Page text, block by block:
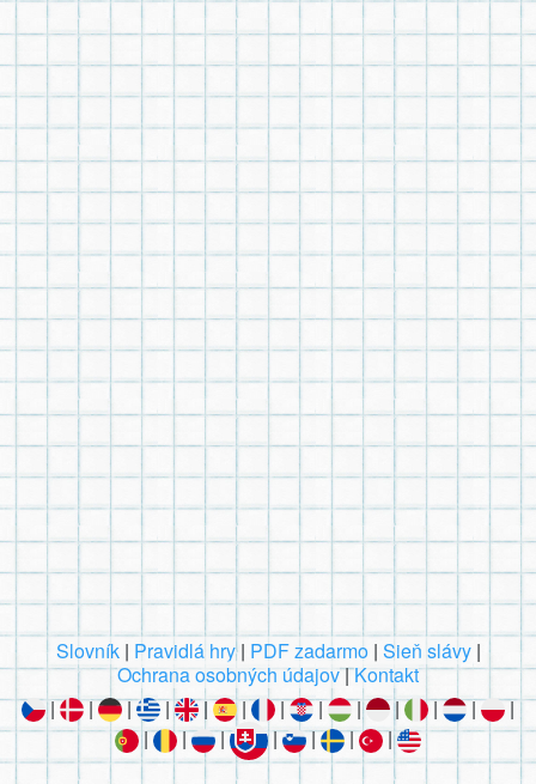
Slovník| Pravidlá hry| PDF zadarmo| Sieň slávy|
Ochrana osobných údajov|Kontakt
|
| | | | | | | | | | |
|
|
| | | | | |